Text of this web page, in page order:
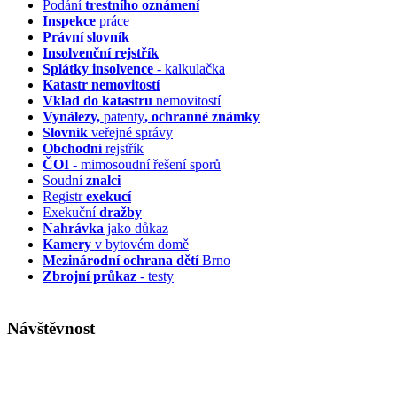
Podánítrestního oznámení
Inspekce práce
Právní slovník
Insolvenčnírejstřík
Splátky insolvence - kalkulačka
Katastr nemovitostí
Vklad do katastru nemovitostí
Vynálezy, patenty, ochranné známky
Slovník veřejné správy
Obchodnírejstřík
ČOI - mimosoudní řešení sporů
Soudníznalci
Registrexekucí
Exekučnídražby
Nahrávka jako důkaz
Kamery v bytovém domě
Mezinárodní ochrana dětíBrno
Zbrojní průkaz - testy
Návštěvnost